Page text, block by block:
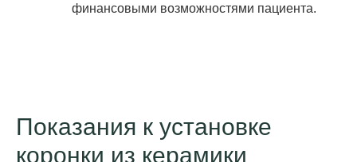
финансовыми возможностями пациента.
Показания к установке
коронки из керамики